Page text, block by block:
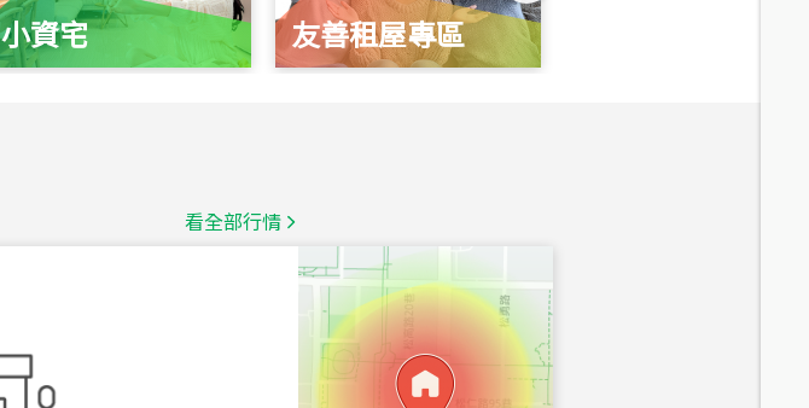
小資宅 友善租屋專區
看全部行情
總價
1,020萬
總價
490萬